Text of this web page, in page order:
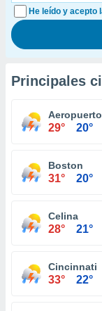
He leído y acepto
Principales
29° 20°
Boston
31° 20°
Celina
28° 21°
Cincinnati
33° 22°